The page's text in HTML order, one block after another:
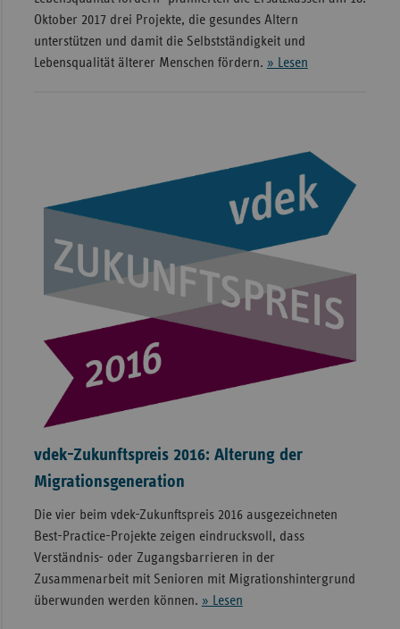
Oktober 2017 drei Projekte, die gesundes Altern
unterstützen und damit die Selbstständigkeit und
Lebensqualität älterer Menschen fördern. » Lesen
vdek-Zukunftspreis 2016: Alterung der
Migrationsgeneration
Die vier beim vdek-Zukunftspreis 2016 ausgezeichneten
Best-Practice-Projekte zeigen eindrucksvoll, dass
Verständnis- oder Zugangsbarrieren in der
Zusammenarbeit mit Senioren mit Migrationshintergrund
überwunden werden können. » Lesen